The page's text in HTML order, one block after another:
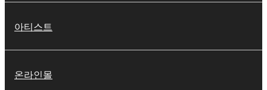
아티스트
온라인몰